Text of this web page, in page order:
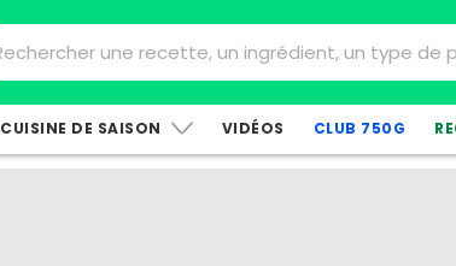
CUISINE DE SAISON VIDÉOS CLUB 750G